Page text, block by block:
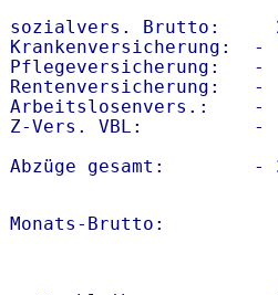
sozialvers. Brutto:
Krankenversicherung:
Pflegeversicherung:   -
Rentenversicherung:   -
Arbeitslosenvers.:    -
Z-Vers. VBL:          -
Abzüge gesamt:        -
Monats-